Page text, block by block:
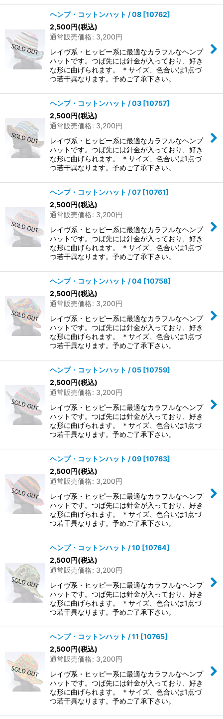
ヘンプ・コットンハット / 08 [10762]
2,500円(税込)
通常販売価格: 3,200円
レイヴ系・ヒッピー系に最適なカラフルなヘンプ
ハットです。つば先には針金が入っており、好き
な形に曲げられます。 ＊サイズ、色合いは1点づ
つ若干異なります。予めご了承下さい。
ヘンプ・コットンハット / 03 [10757]
2,500円(税込)
通常販売価格: 3,200円
レイヴ系・ヒッピー系に最適なカラフルなヘンプ
ハットです。つば先には針金が入っており、好き
な形に曲げられます。 ＊サイズ、色合いは1点づ
つ若干異なります。予めご了承下さい。
ヘンプ・コットンハット / 07 [10761]
2,500円(税込)
通常販売価格: 3,200円
レイヴ系・ヒッピー系に最適なカラフルなヘンプ
ハットです。つば先には針金が入っており、好き
な形に曲げられます。 ＊サイズ、色合いは1点づ
つ若干異なります。予めご了承下さい。
ヘンプ・コットンハット / 04 [10758]
2,500円(税込)
通常販売価格: 3,200円
レイヴ系・ヒッピー系に最適なカラフルなヘンプ
ハットです。つば先には針金が入っており、好き
な形に曲げられます。 ＊サイズ、色合いは1点づ
つ若干異なります。予めご了承下さい。
ヘンプ・コットンハット / 05 [10759]
2,500円(税込)
通常販売価格: 3,200円
レイヴ系・ヒッピー系に最適なカラフルなヘンプ
ハットです。つば先には針金が入っており、好き
な形に曲げられます。 ＊サイズ、色合いは1点づ
つ若干異なります。予めご了承下さい。
ヘンプ・コットンハット / 09 [10763]
2,500円(税込)
通常販売価格: 3,200円
レイヴ系・ヒッピー系に最適なカラフルなヘンプ
ハットです。つば先には針金が入っており、好き
な形に曲げられます。 ＊サイズ、色合いは1点づ
つ若干異なります。予めご了承下さい。
ヘンプ・コットンハット / 10 [10764]
2,500円(税込)
通常販売価格: 3,200円
レイヴ系・ヒッピー系に最適なカラフルなヘンプ
ハットです。つば先には針金が入っており、好き
な形に曲げられます。 ＊サイズ、色合いは1点づ
つ若干異なります。予めご了承下さい。
ヘンプ・コットンハット / 11 [10765]
2,500円(税込)
通常販売価格: 3,200円
レイヴ系・ヒッピー系に最適なカラフルなヘンプ
ハットです。つば先には針金が入っており、好き
な形に曲げられます。 ＊サイズ、色合いは1点づ
つ若干異なります。予めご了承下さい。